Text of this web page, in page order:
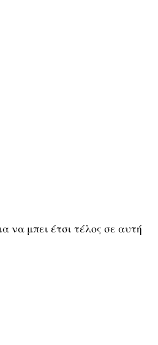
να μπει έτσι τέλος σε αυτή